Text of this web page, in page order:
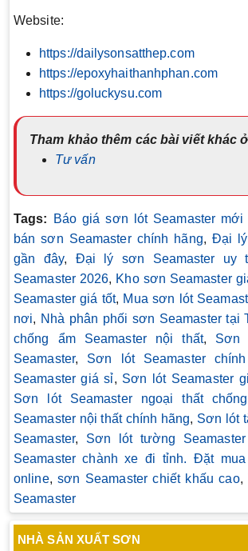
Website:
https://dailysonsatthep.com
https://epoxyhaithanhphan.com
https://goluckysu.com
Tham khảo thêm các bài viết khác
Tư vấn
Tags: Báo giá sơn lót Seamaster mới
bán sơn Seamaster chính hãng, Đại lý
gần đây, Đại lý sơn Seamaster uy
Seamaster 2026, Kho sơn Seamaster
Seamaster giá tốt, Mua sơn lót
nơi, Nhà phân phối sơn Seamaster tại
chống ẩm Seamaster nội thất, Sơn
Seamaster, Sơn lót Seamaster
Seamaster giá sỉ, Sơn lót Seamaster
Sơn lót Seamaster ngoại thất
Seamaster nội thất chính hãng, Sơn lót
Seamaster, Sơn lót tường
Seamaster chành xe đi tỉnh. Đặt
online,sơn Seamaster chiết khấu cao,
Seamaster
NHÀ SẢN XUẤT SƠN